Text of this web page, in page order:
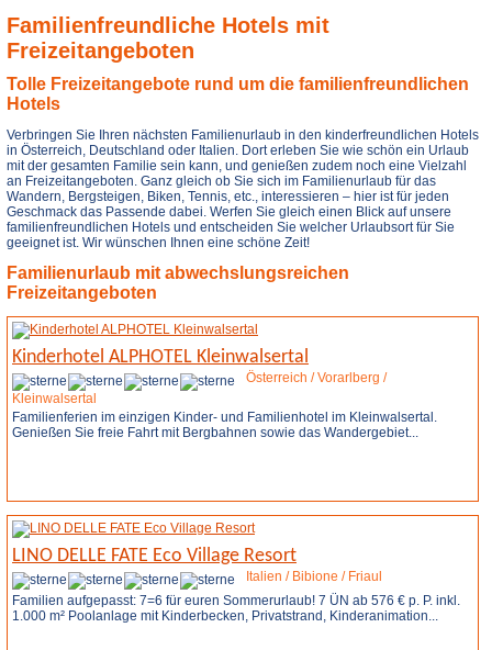
Familienfreundliche Hotels mit
Freizeitangeboten
Tolle Freizeitangebote rund um die familienfreundlichen
Hotels
Verbringen Sie Ihren nächsten Familienurlaub in den kinderfreundlichen Hotels
in Österreich, Deutschland oder Italien. Dort erleben Sie wie schön ein Urlaub
mit der gesamten Familie sein kann, und genießen zudem noch eine Vielzahl
an Freizeitangeboten. Ganz gleich ob Sie sich im Familienurlaub für das
Wandern, Bergsteigen, Biken, Tennis, etc., interessieren – hier ist für jeden
Geschmack das Passende dabei. Werfen Sie gleich einen Blick auf unsere
familienfreundlichen Hotels und entscheiden Sie welcher Urlaubsort für Sie
geeignet ist. Wir wünschen Ihnen eine schöne Zeit!
Familienurlaub mit abwechslungsreichen
Freizeitangeboten
Kinderhotel ALPHOTEL Kleinwalsertal
Österreich / Vorarlberg /
Kleinwalsertal
Familienferien im einzigen Kinder- und Familienhotel im Kleinwalsertal.
Genießen Sie freie Fahrt mit Bergbahnen sowie das Wandergebiet...
LINO DELLE FATE Eco Village Resort
Italien / Bibione / Friaul
Familien aufgepasst: 7=6 für euren Sommerurlaub! 7 ÜN ab 576 € p. P. inkl.
1.000 m² Poolanlage mit Kinderbecken, Privatstrand, Kinderanimation...